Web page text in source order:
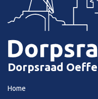
Dorpsraad
Home